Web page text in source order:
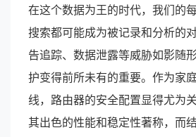
在这个数据为王的时代，我们的
搜索都可能成为被记录和分析的
告追踪、数据泄露等威胁如影随
护变得前所未有的重要。作为家
线，路由器的安全配置显得尤为
其出色的性能和稳定性著称，而